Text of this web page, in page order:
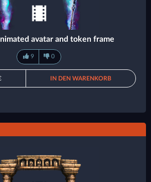
avatar and token frame
9 0
IN DEN WARENKORB